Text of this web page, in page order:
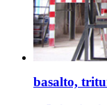
basalto,